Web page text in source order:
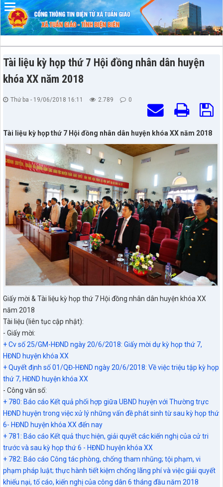
Tài liệu kỳ họp thứ 7 Hội đồng nhân dân huyện
khóa XX năm 2018
Thứ ba - 19/06/2018 16:11 2.789 0
Tài liệu kỳ họp thứ 7 Hội đồng nhân dân huyện khóa XX năm 2018
Giấy mời & Tài liệu kỳ họp thứ 7 Hội đồng nhân dân huyện khóa XX
năm 2018
Tài liệu (liên tục cập nhật):
- Giấy mời:
+ Cv số 25/GM-HĐND ngày 20/6/2018: Giấy mời dự kỳ họp thứ 7,
HĐND huyện khóa XX
+ Quyết định số 01/QĐ-HĐND ngày 20/6/2018: Về việc triệu tập kỳ họp
thứ 7, HĐND huyện khóa XX
- Công văn số:
+ 780: Báo cáo Kết quả phối hợp giữa UBND huyện với Thường trực
HĐND huyện trong việc xử lý những vấn đề phát sinh từ sau kỳ họp thứ
6- HĐND huyện khóa XX đến nay
+ 781: Báo cáo Kết quả thực hiện, giải quyết các kiến nghị của cử tri
trước và sau kỳ họp thứ 6 - HĐND huyện khóa XX
+ 782: Báo cáo Công tác phòng, chống tham nhũng; tội phạm, vi
phạm pháp luật; thực hành tiết kiệm chống lãng phí và việc giải quyết
khiếu nại, tố cáo, kiến nghị của công dân 6 tháng đầu năm 2018
Đã kết nối EMC